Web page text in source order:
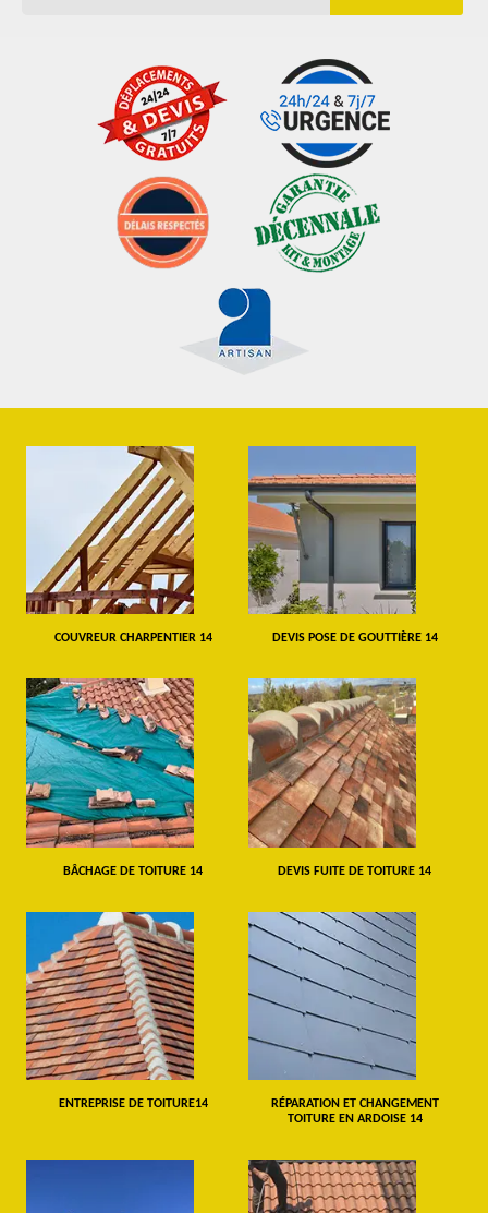
COUVREUR CHARPENTIER 14 DEVIS POSE DE GOUTTIÈRE 14
BÂCHAGE DE TOITURE 14 DEVIS FUITE DE TOITURE 14
ENTREPRISE DE TOITURE14
RÉPARATION ET CHANGEMENT
TOITURE EN ARDOISE 14